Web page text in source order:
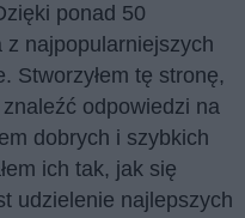
ponad 50
najpopularniejszych
Stworzyłem tę stronę,
odpowiedzi na
dobrych i szybkich
ich tak, jak się
udzielenie najlepszych